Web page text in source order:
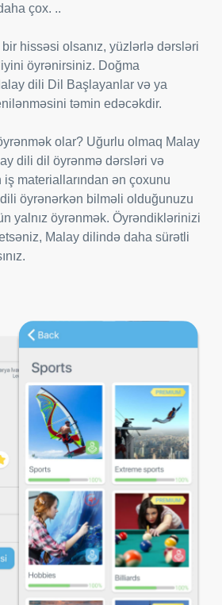
çox. ..
hissəsi olsanız, yüzlərlə dərsləri
öyrənirsiniz. Doğma
dili Dil Başlayanlar və ya
təmin edəcəkdir.
olar? Uğurlu olmaq Malay
dili dil öyrənmə dərsləri və
iş materiallarından ən çoxunu
öyrənərkən bilməli olduğunuzu
yalnız öyrənmək. Öyrəndiklərinizi
Malay dilində daha sürətli